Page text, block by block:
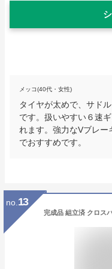
メッコ(40代・女性)
タイヤが太めで、サド
です。扱いやすい６速
れます。強力なVブレ
でおすすめです。
no. 13